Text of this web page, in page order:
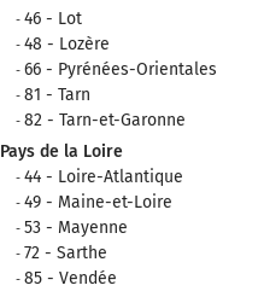
46 - Lot
48 - Lozère
66 - Pyrénées-Orientales
81 - Tarn
82 - Tarn-et-Garonne
Pays de la Loire
44 - Loire-Atlantique
49 - Maine-et-Loire
53 - Mayenne
72 - Sarthe
85 - Vendée